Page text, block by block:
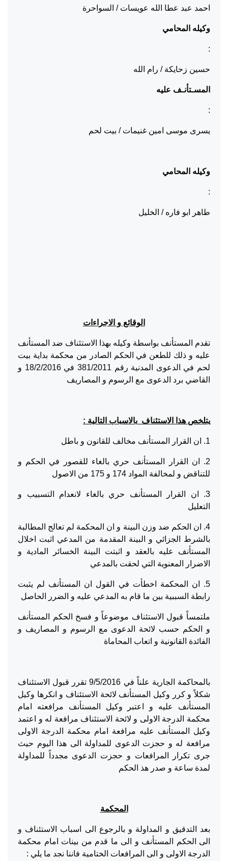
احمد عبد عطا الله عويسات / السواحرة
وكيله المحامي
:
حسين زحايكة / رام الله
المسـتأنـف عليه
:
يسرى موسى امين غنيمات / بيت لحم
وكيله المحامي
:
طاهر ابو فاره / الخليل
الوقائع و الاجراءات
تقدم المستأنف بواسطة وكيله بهذا الاستئناف ضد المستأنف
عليه و ذلك للطعن في الحكم الصادر من محكمة بداية بيت
لحم في الدعوى المدنية رقم 381/2011 في 18/2/2016 و
القاضي برد الدعوى مع الرسوم و المصاريف
يتلخص هذا الاستئناف بالاسباب التالية :
1. ان القرار المستأنف مخالف للقانون و باطل
2. ان القرار المستأنف حري بالغاء للقصور في الحكم و
للتناقض و لمخالفة المواد 174 و 175 من الاصول
3. ان القرار المستأنف حري بالغاء لانعدام التسبيب و
التعليل
4. ان الحكم ضد وزن البينة و ان المحكمة لم تعالج المطالبة
بالشرط الجزائي و البينة المقدمة من المدعي اثبت اخلال
المستأنف عليه بالعقد و اثبتت البينة الخسائر المادية و
الاضرار المعنوية التي لحقت بالمدعي
5. ان المحكمة اخطأت في القول ان المستأنف لم يثبت
رابطة السببية بين ما قام به المدعي عليه و الضرر الحاصل
ملتمساً قبول الاستئناف موضوعاً و فسخ الحكم المستأنف
و الحكم حسب لائحة الدعوى مع الرسوم و المصاريف و
الفائدة القانونية و اتعاب المحاماة
بالمحاكمة الجارية علناً في 9/5/2016 تقرر قبول الاستئناف
شكلاً و كرر وكيل المستأنف لائحة الاستئناف و انكرها وكيل
المستأنف عليه و اعتبر وكيل المستأنف مرافعته امام
محكمة الدرجة الاولى و لائحة الاستئناف مرافعة له و اعتمد
وكيل المستأنف عليه مرافعة امام محكمة الدرجة الاولى
مرافعة له و حجزت الدعوى للمداولة الى هذا اليوم حيث
جرى تكرار المرافعات و حجزت الدعوى مجدداً للمداولة
لمدة ساعة و صدر هذ الحكم
المحكمة
بعد التدقيق و المداولة و بالرجوع الى اسباب الاستئناف و
الى الحكم المستأنف و الى ما قدم من بينات امام محكمة
الدرجة الاولى و الى المرافعات الختامية فاننا نجد ما يلي :